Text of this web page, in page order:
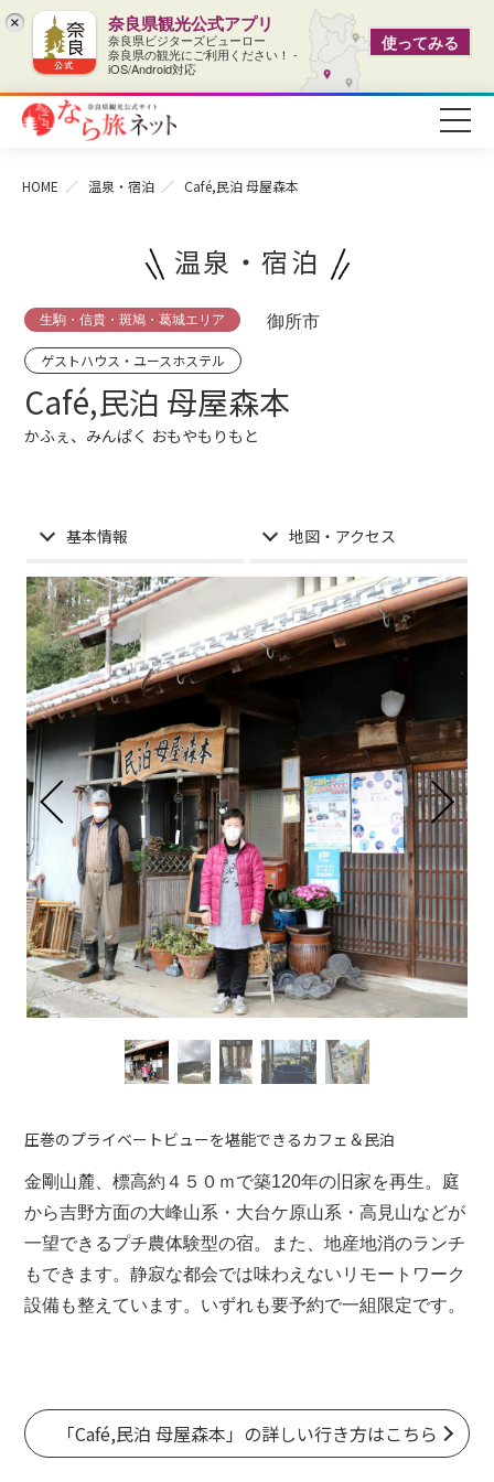
× 奈良県観光公式アプリ
奈良県ビジターズビューロー
奈良県の観光にご利用ください！ -
iOS/Android対応
使ってみる
HOME 温泉・宿泊 Café,民泊 母屋森本
温泉・宿泊
生駒・信貴・斑鳩・葛城エリア 御所市
ゲストハウス・ユースホステル
Café,民泊 母屋森本
かふぇ、みんぱく おもやもりもと
基本情報 地図・アクセス
圧巻のプライベートビューを堪能できるカフェ＆民泊
金剛山麓、標高約４５０ｍで築120年の旧家を再生。庭
から吉野方面の大峰山系・大台ケ原山系・高見山などが
一望できるプチ農体験型の宿。また、地産地消のランチ
もできます。静寂な都会では味わえないリモートワーク
設備も整えています。いずれも要予約で一組限定です。
「Café,民泊 母屋森本」の詳しい行き方はこちら